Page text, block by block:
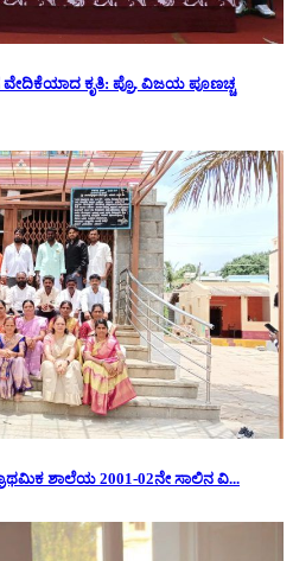
ಕೃತಿ: ಪ್ರೊ. ವಿಜಯ ಪೂಣಚ್ಚ
ಶಾಲೆಯ 2001-02ನೇ ಸಾಲಿನ ವಿ...